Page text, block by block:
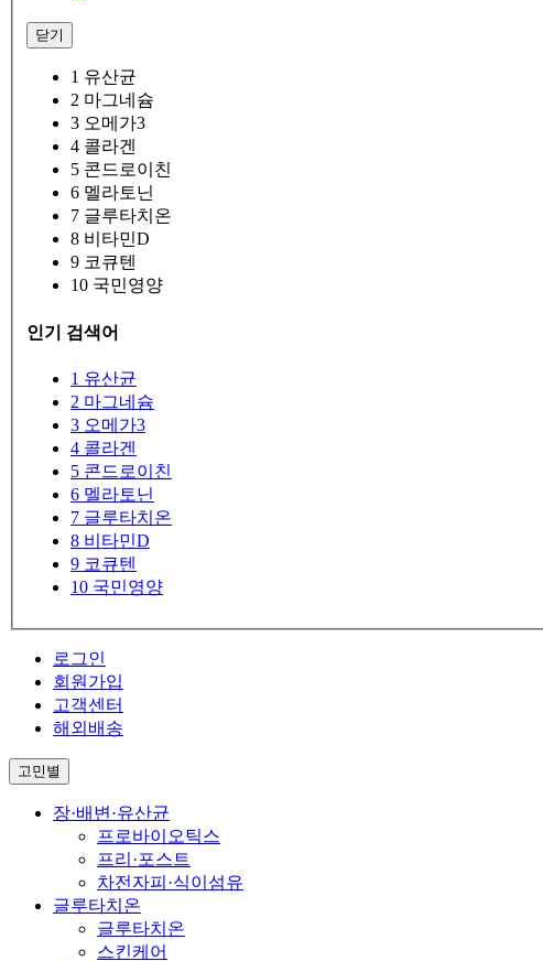
닫기
1 유산균
2 마그네슘
3 오메가3
4 콜라겐
5 콘드로이친
6 멜라토닌
7 글루타치온
8 비타민D
9 코큐텐
10 국민영양
인기 검색어
1 유산균
2 마그네슘
3 오메가3
4 콜라겐
5 콘드로이친
6 멜라토닌
7 글루타치온
8 비타민D
9 코큐텐
10 국민영양
로그인
회원가입
고객센터
해외배송
고민별
장·배변·유산균
프로바이오틱스
프리·포스트
차전자피·식이섬유
글루타치온
글루타치온
스킨케어